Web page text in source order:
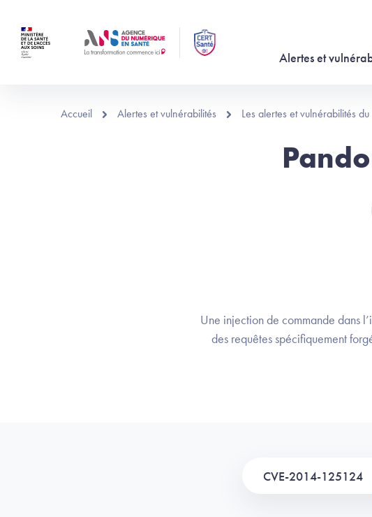
Alertes et
Accueil Alertes et vulnérabilités Les alertes et vulnérabilités du
Une injection de commande dans
des requêtes spécifiquement
CVE-2014-125124